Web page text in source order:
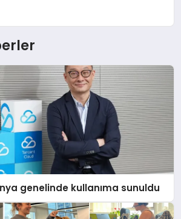
genelinde kullanıma sunuldu